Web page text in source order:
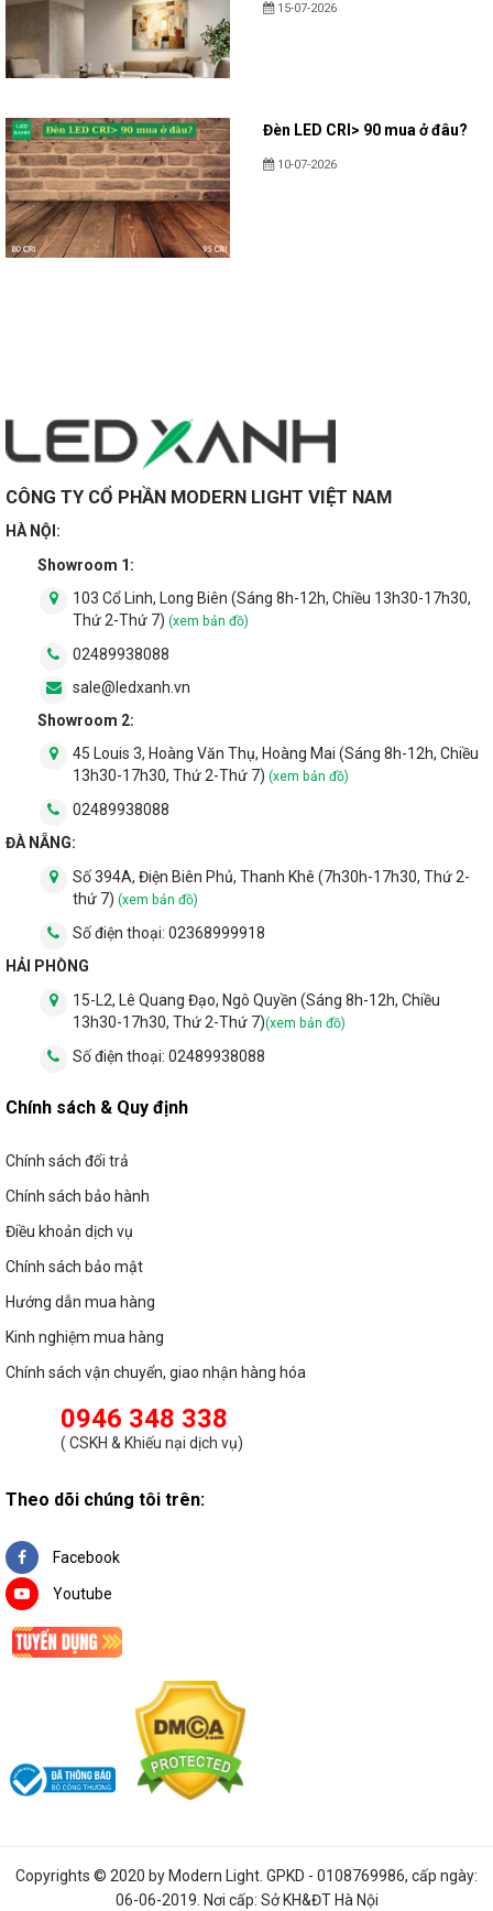
15-07-2026
Đèn LED CRI> 90 mua ở đâu?
10-07-2026
CÔNG TY CỔ PHẦN MODERN LIGHT VIỆT NAM
HÀ NỘI:
Showroom 1:
103 Cổ Linh, Long Biên (Sáng 8h-12h, Chiều 13h30-17h30,
Thứ 2-Thứ 7) (xem bản đồ)
02489938088
sale@ledxanh.vn
Showroom 2:
45 Louis 3, Hoàng Văn Thụ, Hoàng Mai (Sáng 8h-12h, Chiều
13h30-17h30, Thứ 2-Thứ 7) (xem bản đồ)
02489938088
ĐÀ NẴNG:
Số 394A, Điện Biên Phủ, Thanh Khê (7h30h-17h30, Thứ 2-
thứ 7) (xem bản đồ)
Số điện thoại: 02368999918
HẢI PHÒNG
15-L2, Lê Quang Đạo, Ngô Quyền (Sáng 8h-12h, Chiều
13h30-17h30, Thứ 2-Thứ 7)(xem bản đồ)
Số điện thoại: 02489938088
Chính sách & Quy định
Chính sách đổi trả
Chính sách bảo hành
Điều khoản dịch vụ
Chính sách bảo mật
Hướng dẫn mua hàng
Kinh nghiệm mua hàng
Chính sách vận chuyển, giao nhận hàng hóa
0946 348 338
( CSKH & Khiếu nại dịch vụ)
Theo dõi chúng tôi trên:
Facebook
Youtube
Copyrights © 2020 by Modern Light . GPKD - 0108769986, cấp ngày:
06-06-2019. Nơi cấp: Sở KH&ĐT Hà Nội